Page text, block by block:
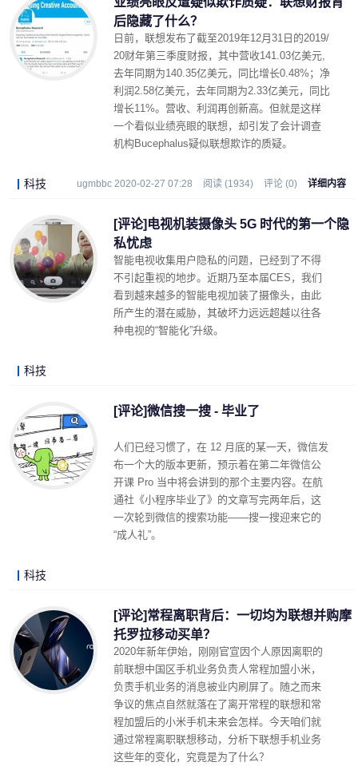
后隐藏了什么？
日前，联想发布了截至2019年12月31日的2019/
20财年第三季度财报，其中营收141.03亿美元,
去年同期为140.35亿美元，同比增长0.48%；净
利润2.58亿美元，去年同期为2.33亿美元，同比
增长11%。营收、利润再创新高。但就是这样
一个看似业绩亮眼的联想，却引发了会计调查
机构Bucephalus疑似联想欺诈的质疑。
科技 ugmbbc 2020-02-27 07:28 阅读 (1934) 评论 (0) 详细内容
[评论]电视机装摄像头 5G 时代的第一个隐
私忧虑
智能电视收集用户隐私的问题，已经到了不得
不引起重视的地步。近期乃至本届CES，我们
看到越来越多的智能电视加装了摄像头，由此
所产生的潜在威胁，其破坏力远远超越以往各
种电视的“智能化”升级。
科技
[评论]微信搜一搜 - 毕业了
人们已经习惯了，在 12 月底的某一天，微信发
布一个大的版本更新，预示着在第二年微信公
开课 Pro 当中将会讲到的那个主要内容。在航
通社《小程序毕业了》的文章写完两年后，这
一次轮到微信的搜索功能——搜一搜迎来它的
“成人礼”。
科技
[评论]常程离职背后：一切均为联想并购摩
托罗拉移动买单？
2020年新年伊始，刚刚官宣因个人原因离职的
前联想中国区手机业务负责人常程加盟小米，
负责手机业务的消息被业内刷屏了。随之而来
争议的焦点自然就落在了离开常程的联想和常
程加盟后的小米手机未来会怎样。今天咱们就
通过常程离职联想移动，分析下联想手机业务
这些年的变化，究竟是为了什么？